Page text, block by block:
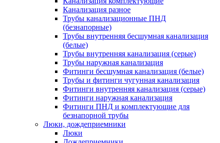
Канализация разное
Трубы канализационные ПНД
(безнапорные)
Трубы внутренняя бесшумная канализация
(белые)
Трубы внутренняя канализация (серые)
Трубы наружная канализация
Фитинги бесшумная канализация (белые)
Трубы и фитинги чугунная канализация
Фитинги внутренняя канализация (серые)
Фитинги наружная канализация
Фитинги ПНД и комплектующие для
безнапорной трубы
Люки, дождеприемники
Люки